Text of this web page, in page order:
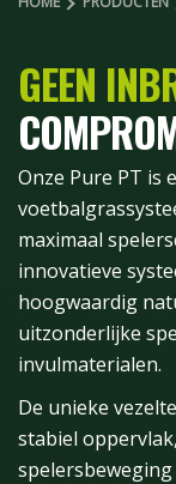
GEEN
Onze Pure PT is
maximaal
innovatieve
hoogwaardig
uitzonderlijke
invulmaterialen.
De unieke
stabiel